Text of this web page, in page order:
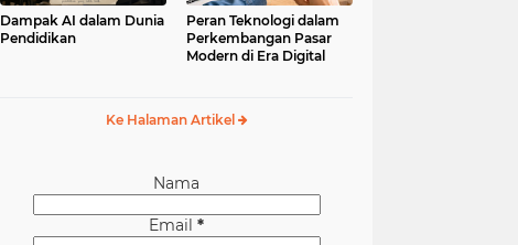
Dampak AI dalam Dunia
Pendidikan
Peran Teknologi dalam
Perkembangan Pasar
Modern di Era Digital
Ke Halaman Artikel
Nama
Email *